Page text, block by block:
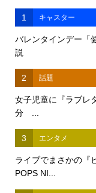
1 キャスター
バレンタインデー「
説
2 話題
女子児童に『ラブ
分 ...
3 エンタメ
ライブでまさかの『
POPS NI...